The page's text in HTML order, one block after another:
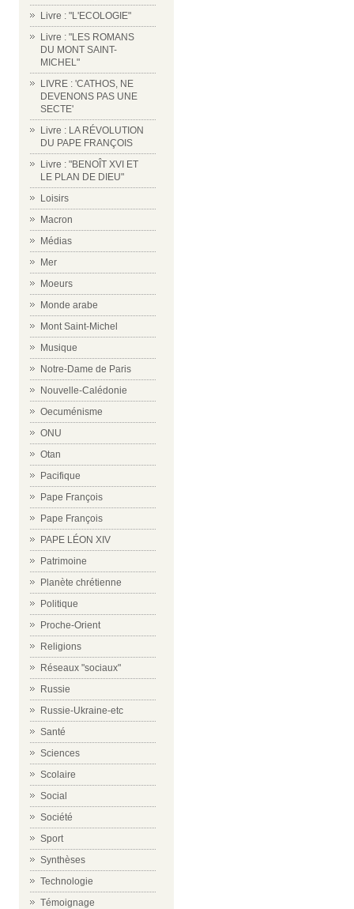
Livre : "L'ECOLOGIE"
Livre : "LES ROMANS
DU MONT SAINT-
MICHEL"
LIVRE : 'CATHOS, NE
DEVENONS PAS UNE
SECTE'
Livre : LA RÉVOLUTION
DU PAPE FRANÇOIS
Livre : "BENOÎT XVI ET
LE PLAN DE DIEU"
Loisirs
Macron
Médias
Mer
Moeurs
Monde arabe
Mont Saint-Michel
Musique
Notre-Dame de Paris
Nouvelle-Calédonie
Oecuménisme
ONU
Otan
Pacifique
Pape François
Pape François
PAPE LÉON XIV
Patrimoine
Planète chrétienne
Politique
Proche-Orient
Religions
Réseaux "sociaux"
Russie
Russie-Ukraine-etc
Santé
Sciences
Scolaire
Social
Société
Sport
Synthèses
Technologie
Témoignage